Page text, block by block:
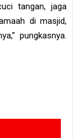
tangan, jaga
di masjid,
pungkasnya.